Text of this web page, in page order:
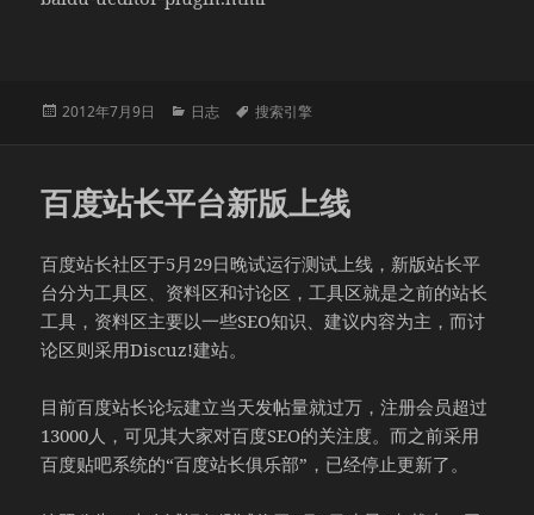
发
2012年7月9日
分
日志
标
搜索引擎
百度站长平台新版上线
百度站长社区于5月29日晚试运行测试上线，新版站长平
台分为工具区、资料区和讨论区，工具区就是之前的站长
工具，资料区主要以一些SEO知识、建议内容为主，而讨
论区则采用Discuz!建站。
目前百度站长论坛建立当天发帖量就过万，注册会员超过
13000人，可见其大家对百度SEO的关注度。而之前采用
百度贴吧系统的“百度站长俱乐部”，已经停止更新了。